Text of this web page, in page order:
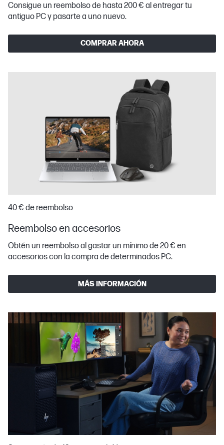
Consigue un reembolso de hasta 200 € al entregar tu
antiguo PC y pasarte a uno nuevo.
COMPRAR AHORA
40 € de reembolso
Reembolso en accesorios
Obtén un reembolso al gastar un mínimo de 20 € en
accesorios con la compra de determinados PC.
MÁS INFORMACIÓN